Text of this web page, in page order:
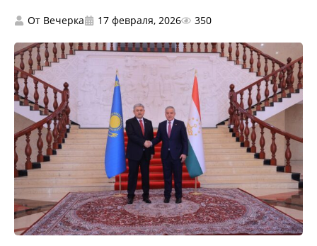
От Вечерка 17 февраля, 2026 350